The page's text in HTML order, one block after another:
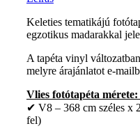
Keleties tematikájú
egzotikus madarakkal
A tapéta vinyl
melyre árajánlatot e-
Vlies fotótapéta mérete:
✔ V8 – 368 cm széles x
fel)